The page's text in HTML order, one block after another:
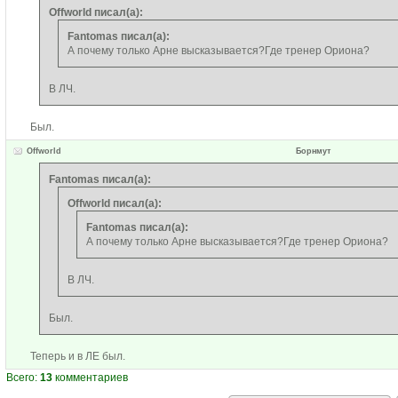
Offworld писал(а):
Fantomas писал(а):
А почему только Арне высказывается?Где тренер Ориона?
В ЛЧ.
Был.
Offworld Борнмут
Fantomas писал(а):
Offworld писал(а):
Fantomas писал(а):
А почему только Арне высказывается?Где тренер Ориона?
В ЛЧ.
Был.
Теперь и в ЛЕ был.
Всего: 13 комментариев